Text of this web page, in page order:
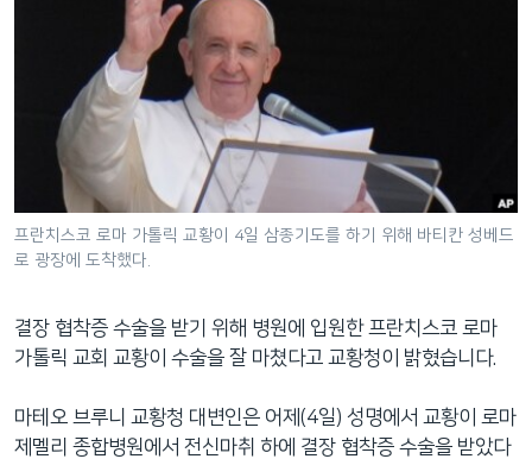
션
으
이
동
색
으
프란치스코 로마 가톨릭 교황이 4일 삼종기도를 하기 위해 바티칸 성베드
로 광장에 도착했다.
결장 협착증 수술을 받기 위해 병원에 입원한 프란치스코 로마
가톨릭 교회 교황이 수술을 잘 마쳤다고 교황청이 밝혔습니다.
마테오 브루니 교황청 대변인은 어제(4일) 성명에서 교황이 로마
제멜리 종합병원에서 전신마취 하에 결장 협착증 수술을 받았다